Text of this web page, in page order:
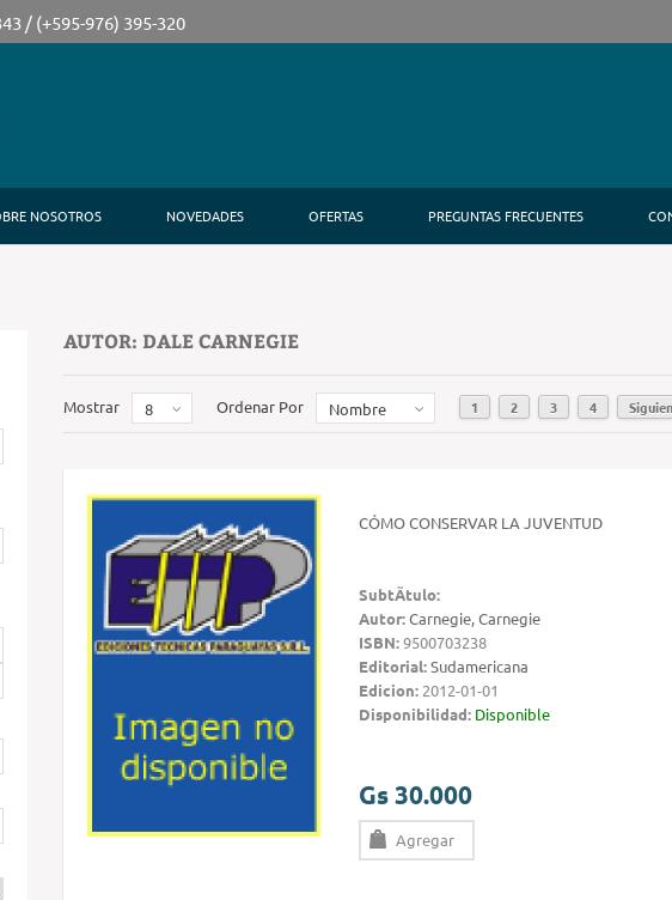
/ (+595-976) 395-320
NOSOTROS NOVEDADES OFERTAS PREGUNTAS FRECUENTES
AUTOR: DALE CARNEGIE
Mostrar 8 Ordenar Por Nombre 1 2 3 4
CÓMO CONSERVAR LA JUVENTUD
SubtÃ­tulo:
Autor:Carnegie, Carnegie
ISBN:9500703238
Editorial:Sudamericana
Edicion: 2012-01-01
Disponibilidad: Disponible
Gs 30.000
Agregar